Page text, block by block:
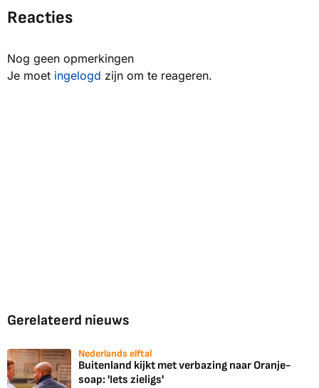
Reacties
Nog geen opmerkingen
Je moet ingelogd zijn om te reageren.
Gerelateerd nieuws
Nederlands elftal
Buitenland kijkt met verbazing naar Oranje-
soap: 'Iets zieligs'